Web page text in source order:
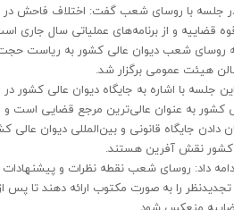
جلسه با روسای شعب گفت: اختلاف فاحش
قضاییه و از برنامه‌های عملیاتی سال جاری
روسای شعب دیوان عالی کشور به ریاست
جلسه با اشاره به جایگاه دیوان عالی کشور
کشور به عنوان عالی‌ترین مرجع قضایی است و
دادن جایگاه قانونی و بین‌المللی دیوان
کشور نقش آفرین هستند.
داد: روسای شعب نقطه نظرات و
را به صورت مکتوب ارائه دهند تا پس